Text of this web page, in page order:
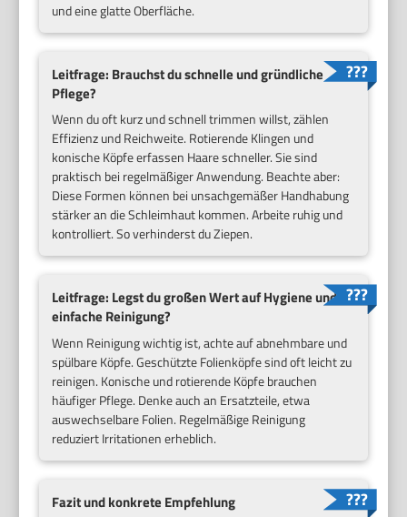
und eine glatte Oberfläche.
Leitfrage: Brauchst du schnelle und gründliche
Pflege?
Wenn du oft kurz und schnell trimmen willst, zählen
Effizienz und Reichweite. Rotierende Klingen und
konische Köpfe erfassen Haare schneller. Sie sind
praktisch bei regelmäßiger Anwendung. Beachte aber:
Diese Formen können bei unsachgemäßer Handhabung
stärker an die Schleimhaut kommen. Arbeite ruhig und
kontrolliert. So verhinderst du Ziepen.
Leitfrage: Legst du großen Wert auf Hygiene und
einfache Reinigung?
Wenn Reinigung wichtig ist, achte auf abnehmbare und
spülbare Köpfe. Geschützte Folienköpfe sind oft leicht zu
reinigen. Konische und rotierende Köpfe brauchen
häufiger Pflege. Denke auch an Ersatzteile, etwa
auswechselbare Folien. Regelmäßige Reinigung
reduziert Irritationen erheblich.
Fazit und konkrete Empfehlung